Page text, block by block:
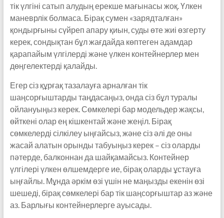
тік үлгіні сатып алудың ерекше мағынасы жоқ. Үлкен
маневрлік болмаса. Бірақ сумен «зарядталған»
қондырғыны сүйреп апару қиын, суды өте жиі өзгерту
керек, сондықтан бұл жағдайда көптеген адамдар
қарапайым үлгілерді және үлкен контейнерлер мен
дөңгелектерді қалайды.
Егер сіз құрғақ тазалауға арналған тік
шаңсорғыштарды таңдасаңыз, онда сіз бұл туралы
ойлануыңыз керек. Сөмкелері бар модельдер жақсы,
өйткені олар ең кішкентай және жеңіл. Бірақ
сөмкелерді сілкілеу ыңғайсыз, және сіз әлі де оны
жасай алатын орынды табуыңыз керек – сіз оларды
пәтерде, балконнан да шайқамайсыз. Контейнер
үлгілері үлкен өлшемдерге ие, бірақ оларды ұстауға
ыңғайлы. Мұнда әркім өзі үшін не маңызды екенін өзі
шешеді, бірақ сөмкелері бар тік шаңсорғыштар аз және
аз. Барлығы контейнерлерге ауысады.